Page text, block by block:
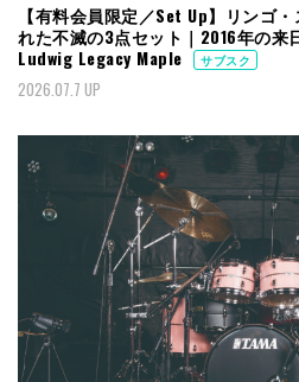
【有料会員限定／Set Up】リンゴ
れた不滅の3点セット｜2016年の来
Ludwig Legacy Maple
サブスク
2026.07.7 UP